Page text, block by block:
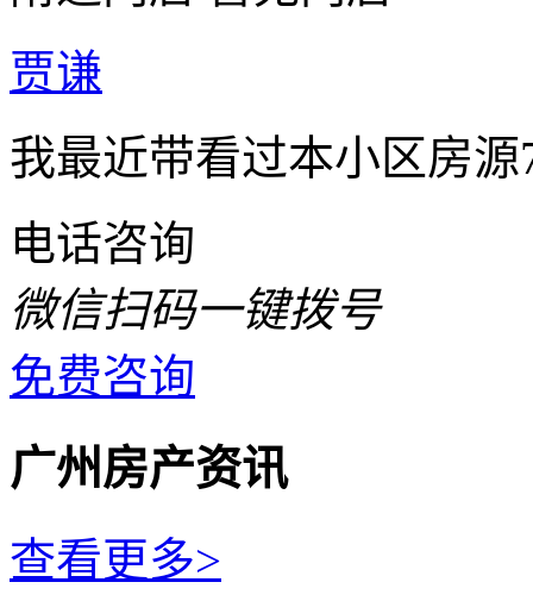
贾谦
我最近带看过本小区房
电话咨询
微信扫码一键拨号
免费咨询
广州房产资讯
查看更多>